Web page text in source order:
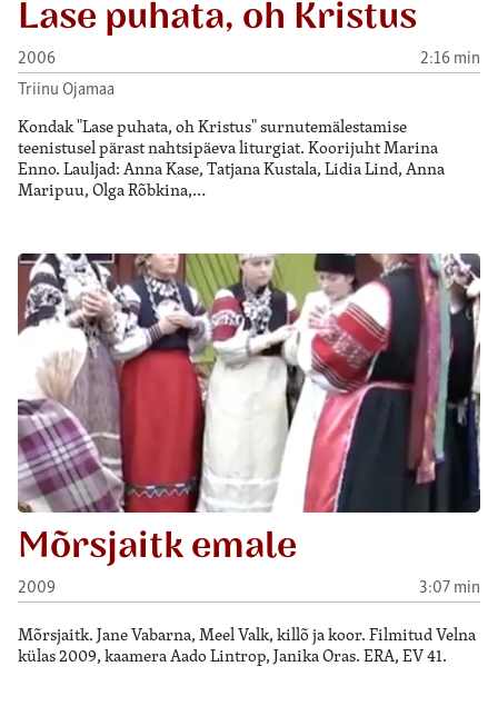
Lase puhata, oh Kristus
2006
2:16 min
Triinu Ojamaa
Kondak "Lase puhata, oh Kristus" surnutemälestamise
teenistusel pärast nahtsipäeva liturgiat. Koorijuht Marina
Enno. Lauljad: Anna Kase, Tatjana Kustala, Lidia Lind, Anna
Maripuu, Olga Rõbkina,…
Mõrsjaitk emale
2009 3:07 min
Mõrsjaitk. Jane Vabarna, Meel Valk, killõ ja koor. Filmitud Velna
külas 2009, kaamera Aado Lintrop, Janika Oras. ERA, EV 41.